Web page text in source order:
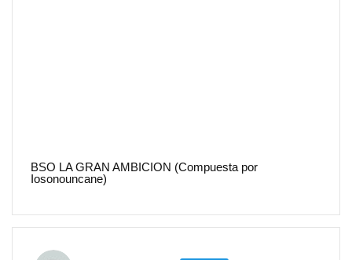
BSO LA GRAN AMBICION (Compuesta por
Iosonouncane)